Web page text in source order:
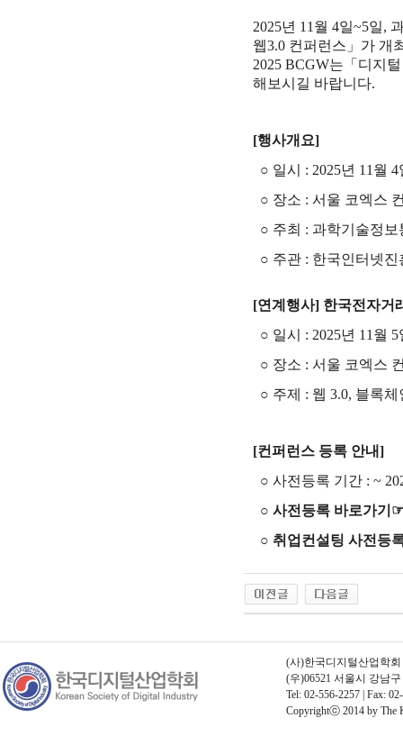
2025년 11월 4일~5일,
웹3.0 컨퍼런스」가 개
2025 BCGW는「디지
해보시길 바랍니다.
[행사개요]
○ 일시
: 2025년 11월
○ 장소 : 서울 코엑스
○ 주최 : 과학기술정보
○ 주관 : 한국인터넷진
[연계행사] 한국전자거
○ 일시 : 2025년 11월
○ 장소 : 서울 코엑스
○ 주제 : 웹 3.0, 블록
[컨퍼런스 등록 안내]
○ 사전등록 기간 : ~
○ 사전등록 바로가기
○ 취업컨설팅 사전등
(사)한국디지털산업학회
(우)06521 서울시 강남
Tel: 02-556-2257 | Fax:
Copyrightⓒ 2014 by The